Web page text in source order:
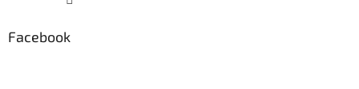
Facebook